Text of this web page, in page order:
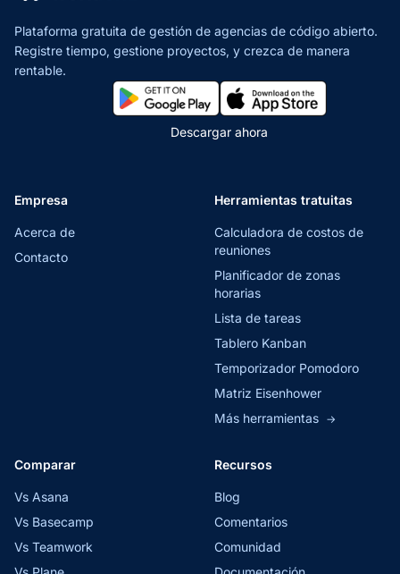
Plataforma gratuita de gestión de agencias de código abierto.
Registre tiempo, gestione proyectos, y crezca de manera
rentable.
Descargar ahora
Empresa
Acerca de
Contacto
Herramientas tratuitas
Calculadora de costos de
reuniones
Planificador de zonas
horarias
Lista de tareas
Tablero Kanban
Temporizador Pomodoro
Matriz Eisenhower
Más herramientas →
Comparar
Vs Asana
Vs Basecamp
Vs Teamwork
Recursos
Blog
Comentarios
Comunidad